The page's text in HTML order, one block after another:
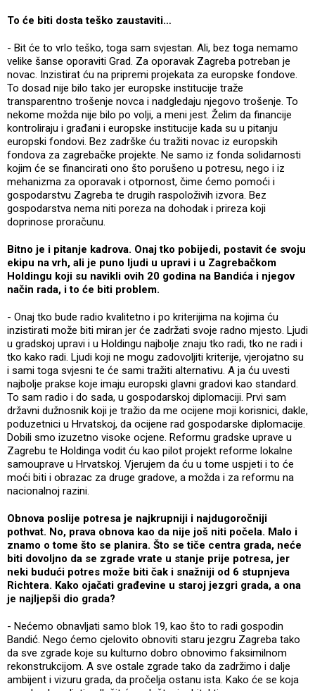
To će biti dosta teško zaustaviti…
- Bit će to vrlo teško, toga sam svjestan. Ali, bez toga nemamo
velike šanse oporaviti Grad. Za oporavak Zagreba potreban je
novac. Inzistirat ću na pripremi projekata za europske fondove.
To dosad nije bilo tako jer europske institucije traže
transparentno trošenje novca i nadgledaju njegovo trošenje. To
nekome možda nije bilo po volji, a meni jest. Želim da financije
kontroliraju i građani i europske institucije kada su u pitanju
europski fondovi. Bez zadrške ću tražiti novac iz europskih
fondova za zagrebačke projekte. Ne samo iz fonda solidarnosti
kojim će se financirati ono što porušeno u potresu, nego i iz
mehanizma za oporavak i otpornost, čime ćemo pomoći i
gospodarstvu Zagreba te drugih raspoloživih izvora. Bez
gospodarstva nema niti poreza na dohodak i prireza koji
doprinose proračunu.
Bitno je i pitanje kadrova. Onaj tko pobijedi, postavit će svoju
ekipu na vrh, ali je puno ljudi u upravi i u Zagrebačkom
Holdingu koji su navikli ovih 20 godina na Bandića i njegov
način rada, i to će biti problem.
- Onaj tko bude radio kvalitetno i po kriterijima na kojima ću
inzistirati može biti miran jer će zadržati svoje radno mjesto. Ljudi
u gradskoj upravi i u Holdingu najbolje znaju tko radi, tko ne radi i
tko kako radi. Ljudi koji ne mogu zadovoljiti kriterije, vjerojatno su
i sami toga svjesni te će sami tražiti alternativu. A ja ću uvesti
najbolje prakse koje imaju europski glavni gradovi kao standard.
To sam radio i do sada, u gospodarskoj diplomaciji. Prvi sam
državni dužnosnik koji je tražio da me ocijene moji korisnici, dakle,
poduzetnici u Hrvatskoj, da ocijene rad gospodarske diplomacije.
Dobili smo izuzetno visoke ocjene. Reformu gradske uprave u
Zagrebu te Holdinga vodit ću kao pilot projekt reforme lokalne
samouprave u Hrvatskoj. Vjerujem da ću u tome uspjeti i to će
moći biti i obrazac za druge gradove, a možda i za reformu na
nacionalnoj razini.
Obnova poslije potresa je najkrupniji i najdugoročniji
pothvat. No, prava obnova kao da nije još niti počela. Malo i
znamo o tome što se planira. Što se tiče centra grada, neće
biti dovoljno da se zgrade vrate u stanje prije potresa, jer
neki budući potres može biti čak i snažniji od 6 stupnjeva
Richtera. Kako ojačati građevine u staroj jezgri grada, a ona
je najljepši dio grada?
- Nećemo obnavljati samo blok 19, kao što to radi gospodin
Bandić. Nego ćemo cjelovito obnoviti staru jezgru Zagreba tako
da sve zgrade koje su kulturno dobro obnovimo faksimilnom
rekonstrukcijom. A sve ostale zgrade tako da zadržimo i dalje
ambijent i vizuru grada, da pročelja ostanu ista. Kako će se koja